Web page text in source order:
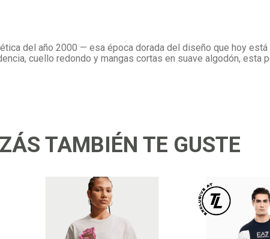
del año 2000 — esa época dorada del diseño que hoy
cuello redondo y mangas cortas en suave algodón, esta
TAMBIÉN TE GUSTE